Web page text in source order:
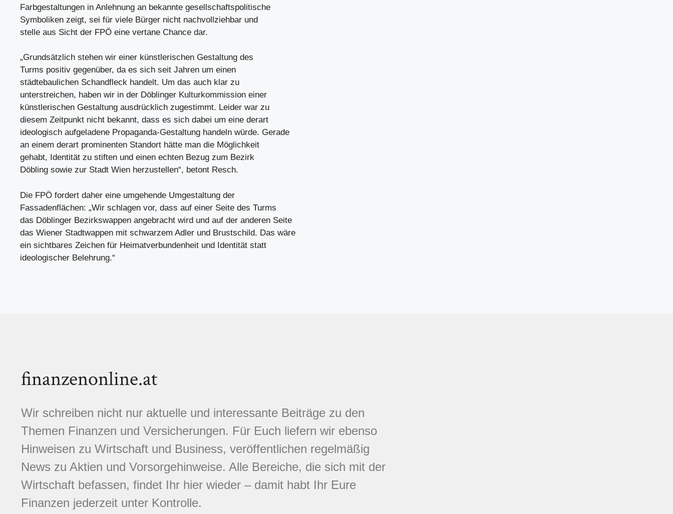
Farbgestaltungen in Anlehnung an bekannte gesellschaftspolitische
Symboliken zeigt, sei für viele Bürger nicht nachvollziehbar und
stelle aus Sicht der FPÖ eine vertane Chance dar.
„Grundsätzlich stehen wir einer künstlerischen Gestaltung des
Turms positiv gegenüber, da es sich seit Jahren um einen
städtebaulichen Schandfleck handelt. Um das auch klar zu
unterstreichen, haben wir in der Döblinger Kulturkommission einer
künstlerischen Gestaltung ausdrücklich zugestimmt. Leider war zu
diesem Zeitpunkt nicht bekannt, dass es sich dabei um eine derart
ideologisch aufgeladene Propaganda-Gestaltung handeln würde. Gerade
an einem derart prominenten Standort hätte man die Möglichkeit
gehabt, Identität zu stiften und einen echten Bezug zum Bezirk
Döbling sowie zur Stadt Wien herzustellen“, betont Resch.
Die FPÖ fordert daher eine umgehende Umgestaltung der
Fassadenflächen: „Wir schlagen vor, dass auf einer Seite des Turms
das Döblinger Bezirkswappen angebracht wird und auf der anderen Seite
das Wiener Stadtwappen mit schwarzem Adler und Brustschild. Das wäre
ein sichtbares Zeichen für Heimatverbundenheit und Identität statt
ideologischer Belehrung.“
finanzenonline.at
Wir schreiben nicht nur aktuelle und interessante Beiträge zu den
Themen Finanzen und Versicherungen. Für Euch liefern wir ebenso
Hinweisen zu Wirtschaft und Business, veröffentlichen regelmäßig
News zu Aktien und Vorsorgehinweise. Alle Bereiche, die sich mit der
Wirtschaft befassen, findet Ihr hier wieder – damit habt Ihr Eure
Finanzen jederzeit unter Kontrolle.